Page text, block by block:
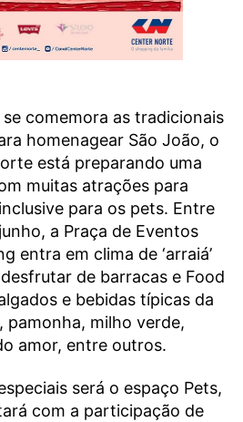
comemora as tradicionais
homenagear São João, o
está preparando uma
muitas atrações para
para os pets. Entre
a Praça de Eventos
entra em clima de ‘arraiá’
de barracas e Food
e bebidas típicas da
pamonha, milho verde,
amor, entre outros.
será o espaço Pets,
com a participação de